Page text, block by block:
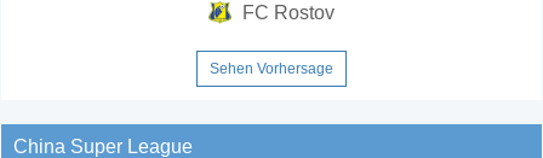
FC Rostov
Sehen Vorhersage
China Super League